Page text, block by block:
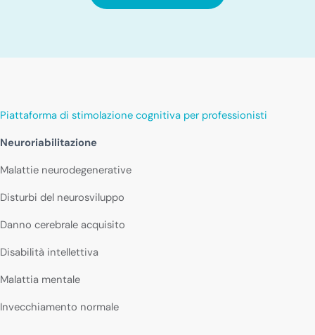
Piattaforma di stimolazione cognitiva per professionisti
Neuroriabilitazione
Malattie neurodegenerative
Disturbi del neurosviluppo
Danno cerebrale acquisito
Disabilità intellettiva
Malattia mentale
Invecchiamento normale